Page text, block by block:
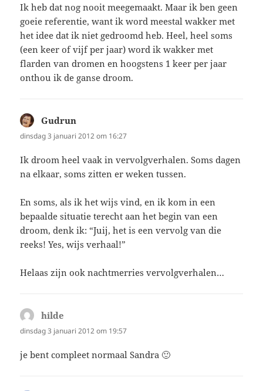
Ik heb dat nog nooit meegemaakt. Maar ik ben geen
goeie referentie, want ik word meestal wakker met
het idee dat ik niet gedroomd heb. Heel, heel soms
(een keer of vijf per jaar) word ik wakker met
flarden van dromen en hoogstens 1 keer per jaar
onthou ik de ganse droom.
Gudrun
dinsdag 3 januari 2012 om 16:27
Ik droom heel vaak in vervolgverhalen. Soms dagen
na elkaar, soms zitten er weken tussen.
En soms, als ik het wijs vind, en ik kom in een
bepaalde situatie terecht aan het begin van een
droom, denk ik: “Juij, het is een vervolg van die
reeks! Yes, wijs verhaal!”
Helaas zijn ook nachtmerries vervolgverhalen…
hilde
dinsdag 3 januari 2012 om 19:57
je bent compleet normaal Sandra 🙂